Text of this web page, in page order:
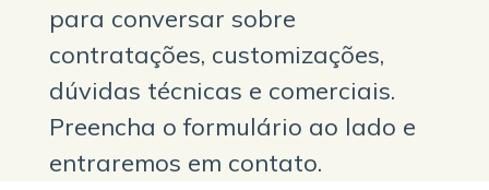
para conversar sobre
contratações, customizações,
dúvidas técnicas e comerciais.
Preencha o formulário ao lado e
entraremos em contato.